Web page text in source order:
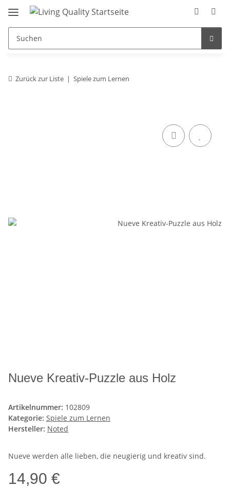
Zurück zur Liste Spiele zum Lernen
Nueve Kreativ-Puzzle aus Holz
Artikelnummer: 102809
Kategorie: Spiele zum Lernen
Hersteller: Noted
Nueve werden alle lieben, die neugierig und kreativ sind.
14,90 €